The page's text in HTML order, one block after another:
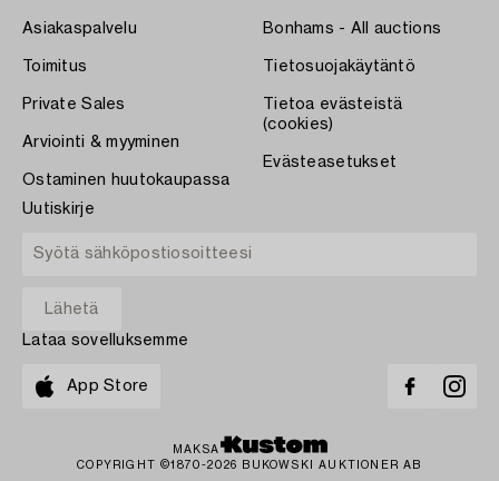
Asiakaspalvelu
Toimitus
Private Sales
Arviointi & myyminen
Ostaminen huutokaupassa
Bonhams - All auctions
Tietosuojakäytäntö
Tietoa evästeistä
(cookies)
Evästeasetukset
Uutiskirje
Lataa sovelluksemme
App Store
MAKSA
COPYRIGHT ©1870-2026 BUKOWSKI AUKTIONER AB